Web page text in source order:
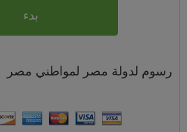
بدء
رسوم لدولة مصر لمواطني مصر